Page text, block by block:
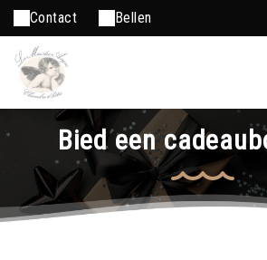
Contact Bellen
Bied een